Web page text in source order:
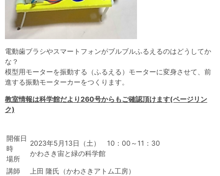
青少年科学館運営基本計画
年報
事業評価
議事録
研究資料
研究の紹介
川崎市自然環境調査報告
図録
紀要
年報
出版物
生田緑地の植物
お問い合わせ
よくある質問
日本語
電動歯ブラシやスマートフォンがブルブルふるえるのはどうしてか
な？
模型用モーターを振動する（ふるえる）モーターに変身させて、前
進する振動モーターカーをつくります。
教室情報は科学館だより260号からもご確認頂けます(ページリン
ク)
開催日
時
場所
2023年5月13日（土） 10：00～11：30
かわさき宙と緑の科学館
講師
上田 隆氏（かわさきアトム工房）